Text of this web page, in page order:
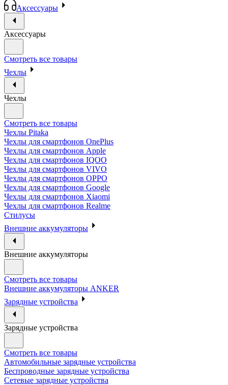
Аксессуары
Аксессуары
Смотреть все товары
Чехлы
Чехлы
Смотреть все товары
Чехлы Pitaka
Чехлы для смартфонов OnePlus
Чехлы для смартфонов Apple
Чехлы для смартфонов IQOO
Чехлы для смартфонов VIVO
Чехлы для смартфонов OPPO
Чехлы для смартфонов Google
Чехлы для смартфонов Xiaomi
Чехлы для смартфонов Realme
Стилусы
Внешние аккумуляторы
Внешние аккумуляторы
Смотреть все товары
Внешние аккумуляторы ANKER
Зарядные устройства
Зарядные устройства
Смотреть все товары
Автомобильные зарядные устройства
Беспроводные зарядные устройства
Сетевые зарядные устройства